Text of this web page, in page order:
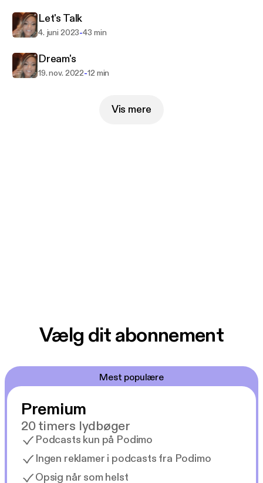
Let's Talk
4. juni 2023-43 min
Dream's
19. nov. 2022-12 min
Vis mere
Vælg dit abonnement
Mest populære
Premium
20 timers lydbøger
Podcasts kun på Podimo
Ingen reklamer i podcasts fra Podimo
Opsig når som helst